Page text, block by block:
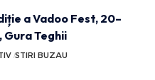
a Vadoo Fest, 20–
Gura Teghii
STIRI BUZAU